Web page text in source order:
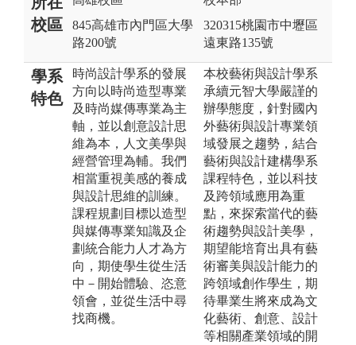
校區
845高雄市內門區大學
路200號
320315桃園市中壢區
遠東路135號
學系
特色
時尚設計學系的發展
方向以時尚造型專業
及時尚媒傳專業為主
軸，並以創意設計思
維為本，人文美學與
經營管理為輔。我們
相當重視美感的養成
與設計思維的訓練。
課程規劃目標以造型
與媒傳專業知識及企
劃統合能力人才為方
向，期使學生從生活
中－開始體驗、恣意
領會，並從生活中尋
找商機。
本校藝術與設計學系
承續元智大學嚴謹的
辦學態度，針對國內
外藝術與設計專業領
域發展之趨勢，結合
藝術與設計建構學系
課程特色，並以科技
及跨領域應用為重
點，來探索當代的藝
術趨勢與設計美學，
期望能培育出具有藝
術審美與設計能力的
跨領域創作學生，期
待畢業生將來成為文
化藝術、創意、設計
等相關產業領域的開